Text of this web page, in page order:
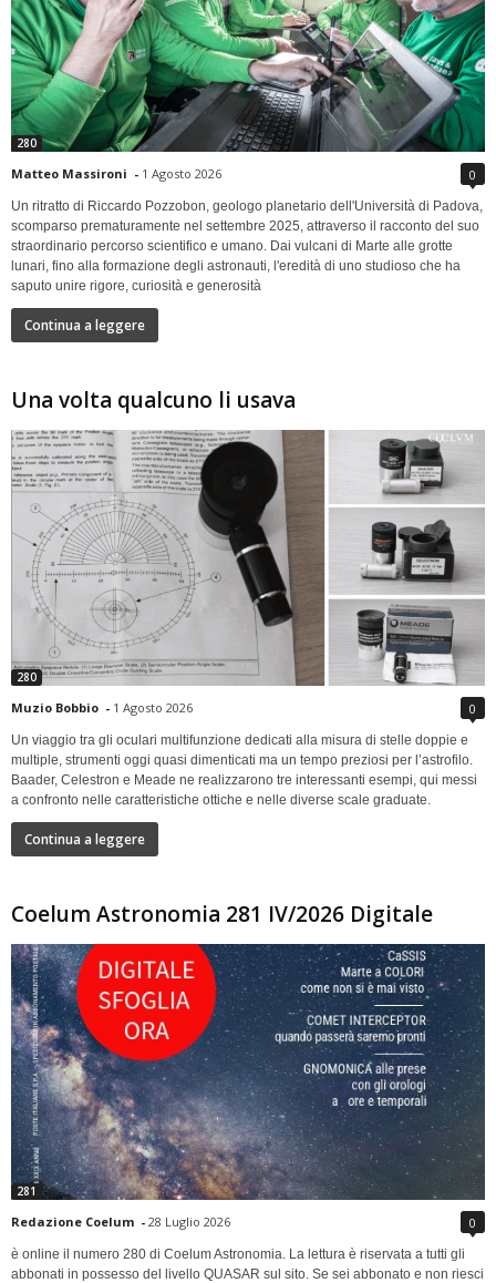
280
Matteo Massironi - 1 Agosto 2026 0
Un ritratto di Riccardo Pozzobon, geologo planetario dell'Università di Padova,
scomparso prematuramente nel settembre 2025, attraverso il racconto del suo
straordinario percorso scientifico e umano. Dai vulcani di Marte alle grotte
lunari, fino alla formazione degli astronauti, l'eredità di uno studioso che ha
saputo unire rigore, curiosità e generosità
Continua a leggere
Una volta qualcuno li usava
280
Muzio Bobbio - 1 Agosto 2026 0
Un viaggio tra gli oculari multifunzione dedicati alla misura di stelle doppie e
multiple, strumenti oggi quasi dimenticati ma un tempo preziosi per l’astrofilo.
Baader, Celestron e Meade ne realizzarono tre interessanti esempi, qui messi
a confronto nelle caratteristiche ottiche e nelle diverse scale graduate.
Continua a leggere
Coelum Astronomia 281 IV/2026 Digitale
281
Redazione Coelum - 28 Luglio 2026 0
è online il numero 280 di Coelum Astronomia. La lettura è riservata a tutti gli
abbonati in possesso del livello QUASAR sul sito. Se sei abbonato e non riesci